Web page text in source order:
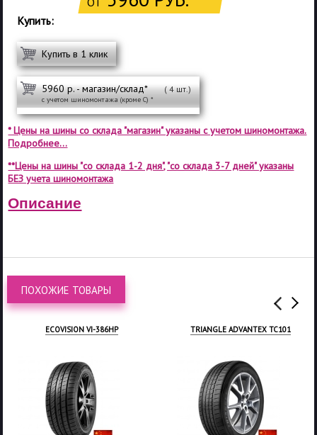
Купить:
Купить в 1 клик
5960 р. - магазин/склад* ( 4 шт.)
с учетом шиномонтажа (кроме С) *
* Цены на шины со склада "магазин" указаны с учетом шиномонтажа.
Подробнее...
**Цены на шины "со склада 1-2 дня", "со склада 3-7 дней" указаны
БЕЗ учета шиномонтажа
Описание
ПОХОЖИЕ ТОВАРЫ
ECOVISION VI-386HP TRIANGLE ADVANTEX TC101